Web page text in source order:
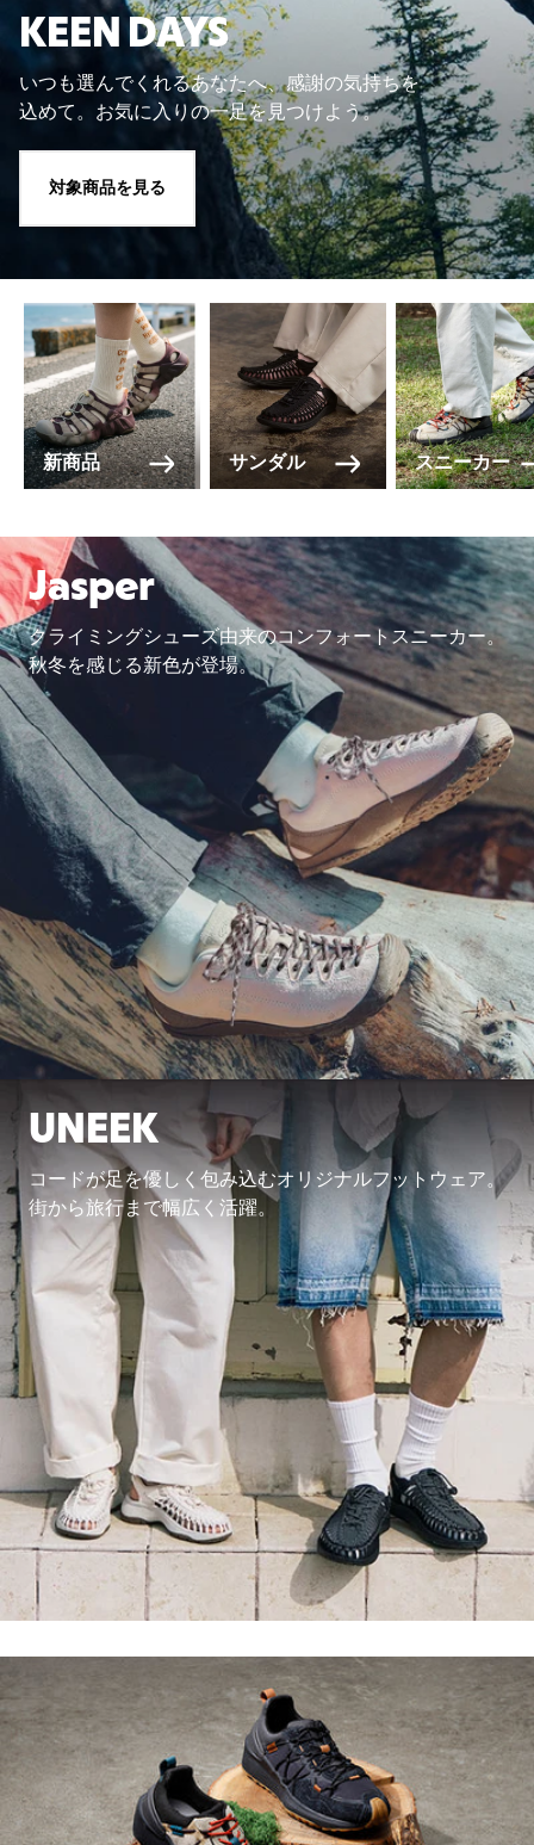
KEEN DAYS
いつも選んでくれるあなたへ、感謝の気持ちを
込めて。お気に入りの一足を見つけよう。
対象商品を見る
新商品 サンダル スニーカー
Jasper
クライミングシューズ由来のコンフォートスニーカー。
秋冬を感じる新色が登場。
UNEEK
コードが足を優しく包み込むオリジナルフットウェア。
街から旅行まで幅広く活躍。